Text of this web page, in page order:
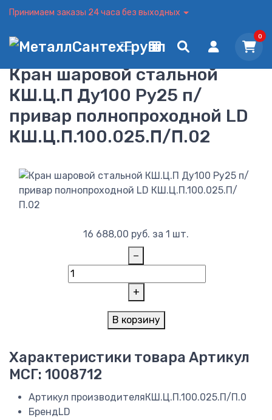
Принимаем заказы 24 часа без выходных
0
Кран шаровой стальной
КШ.Ц.П Ду100 Ру25 п/
привар полнопроходной LD
КШ.Ц.П.100.025.П/П.02
16 688,00 руб. за 1 шт.
−
+
В корзину
Характеристики товара Артикул
МСГ: 1008712
Артикул производителяКШ.Ц.П.100.025.П/П.0
БрендLD